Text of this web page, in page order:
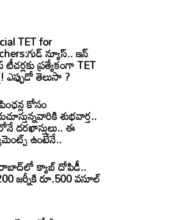
TET for
న్యూస్.. ఇన్
టీచర్లకు ప్రత్యేకంగా TET
ఎప్పుడో తెలుసా ?
కోసం
శుభవార్త..
దరఖాస్తులు.. ఈ
ఉంటేనే..
క్యాబ్‌ దోపిడీ..
జర్నీకి రూ.500 వసూల్